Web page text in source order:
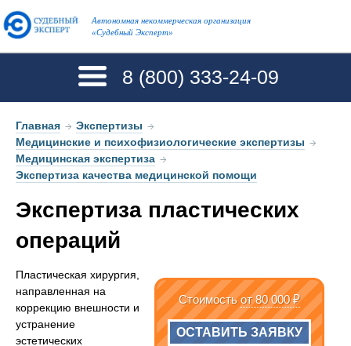
Автономная некоммерческая организация
«Судебный Эксперт»
8 (800) 333-24-09
Главная → Экспертизы →
Медицинские и психофизиологические экспертизы →
Медицинская экспертиза →
Экспертиза качества медицинской помощи
Экспертиза пластических
операций
Стоимостьот 80 000 ₽
ОСТАВИТЬ ЗАЯВКУ
Пластическая хирургия,
направленная на
коррекцию внешности и
устранение
эстетических